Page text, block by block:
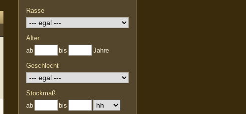
Rasse
Alter
ab
bis Jahre
Geschlecht
Stockmaß
ab
bis